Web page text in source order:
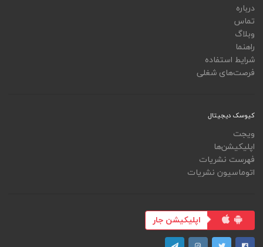
درباره
تماس
وبلاگ
راهنما
شرایط استفاده
فرصت‌های شغلی
کیوسک دیجیتال
ویجت
اپلیکیشن‌ها
فهرست نشریات
اتوماسیون نشریات
اپلیکیشن جار